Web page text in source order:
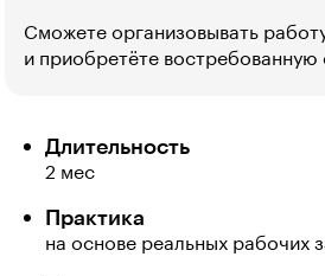
Сможете организовывать
и приобретёте востребованную
Длительность
2 мес
Практика
на основе реальных рабочих